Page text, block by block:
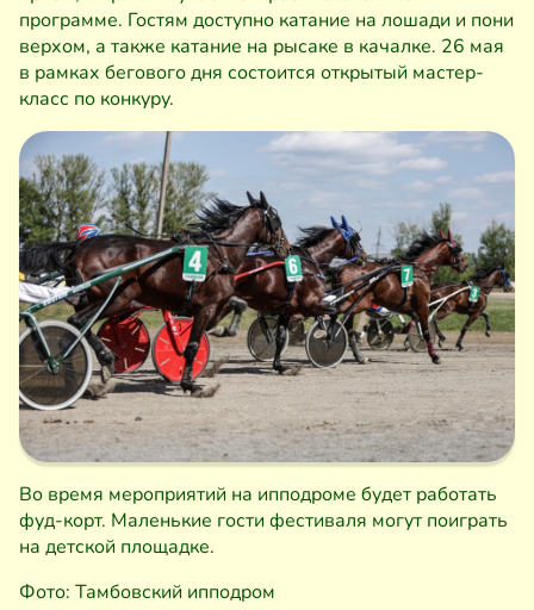
программе. Гостям доступно катание на лошади и пони
верхом, а также катание на рысаке в качалке. 26 мая
в рамках бегового дня состоится открытый мастер-
класс по конкуру.
Во время мероприятий на ипподроме будет работать
фуд-корт. Маленькие гости фестиваля могут поиграть
на детской площадке.
Фото: Тамбовский ипподром